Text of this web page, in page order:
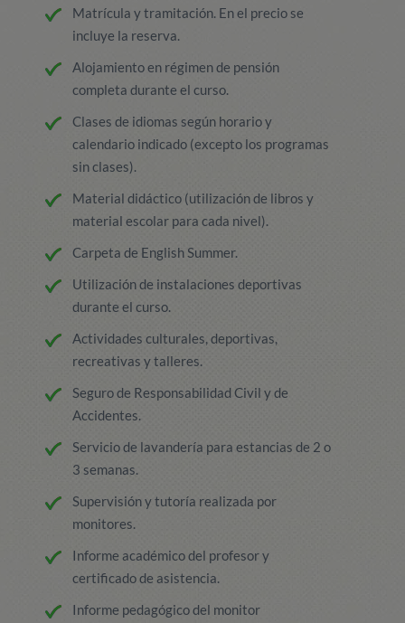
Matrícula y tramitación. En el precio se
incluye la reserva.
Alojamiento en régimen de pensión
completa durante el curso.
Clases de idiomas según horario y
calendario indicado (excepto los programas
sin clases).
Material didáctico (utilización de libros y
material escolar para cada nivel).
Carpeta de English Summer.
Utilización de instalaciones deportivas
durante el curso.
Actividades culturales, deportivas,
recreativas y talleres.
Seguro de Responsabilidad Civil y de
Accidentes.
Servicio de lavandería para estancias de 2 o
3 semanas.
Supervisión y tutoría realizada por
monitores.
Informe académico del profesor y
certificado de asistencia.
Informe pedagógico del monitor